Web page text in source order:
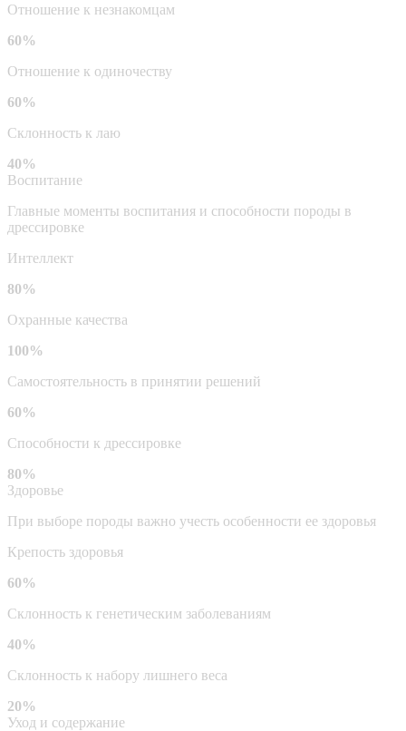
Отношение к незнакомцам
60%
Отношение к одиночеству
60%
Склонность к лаю
40%
Воспитание
Главные моменты воспитания и способности породы в
дрессировке
Интеллект
80%
Охранные качества
100%
Самостоятельность в принятии решений
60%
Способности к дрессировке
80%
Здоровье
При выборе породы важно учесть особенности ее здоровья
Крепость здоровья
60%
Склонность к генетическим заболеваниям
40%
Склонность к набору лишнего веса
20%
Уход и содержание